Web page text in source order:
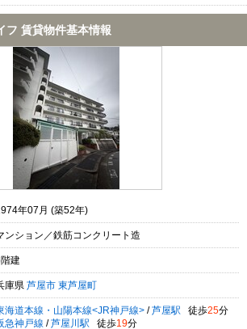
フ 賃貸物件基本情報
年07月 (築52年)
ンション／鉄筋コンクリート造
建
庫県 芦屋市 東芦屋町
海道本線・山陽本線<JR神戸線> / 芦屋駅 徒歩25分
急神戸線 / 芦屋川駅 徒歩19分